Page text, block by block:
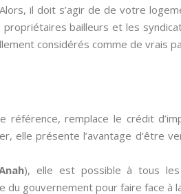
il doit s’agir de de votre
bailleurs et les
considérés comme de vrais
remplace le crédit
elle présente l’avantage d’être
), elle est possible à tous les
du gouvernement pour faire face à